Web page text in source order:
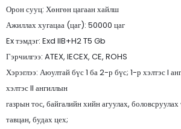
Орон сууц: Хөнгөн цагаан хайлш
Ажиллах хугацаа (цаг): 50000 цаг
Ex тэмдэг: Exd IIB+H2 T5 Gb
Гэрчилгээ: ATEX, IECEX, CE, ROHS
Хэрэглээ: Аюултай бүс 1 ба 2-р бүс; 1-р хэлтэс I
хэлтэс II ангиллын
газрын тос, байгалийн хийн агуулах,
тавцан, будах цех;